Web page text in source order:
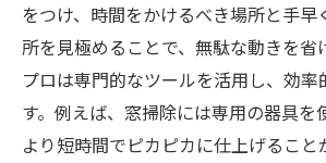
をつけ、時間をかけるべき場所と手早
所を見極めることで、無駄な動きを省
プロは専門的なツールを活用し、効率
す。例えば、窓掃除には専用の器具を
より短時間でピカピカに仕上げること